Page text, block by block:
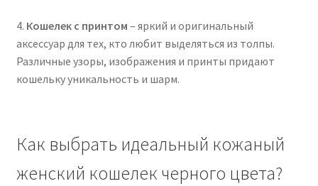
4. Кошелек с принтом – яркий и оригинальный
аксессуар для тех, кто любит выделяться из толпы.
Различные узоры, изображения и принты придают
кошельку уникальность и шарм.
Как выбрать идеальный кожаный
женский кошелек черного цвета?